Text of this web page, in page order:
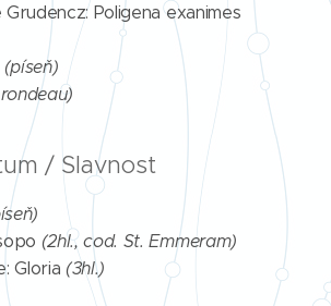
Poligena exanimes
(píseň)
/ Slavnost
(2hl., cod. St. Emmeram)
Gloria(3hl.)